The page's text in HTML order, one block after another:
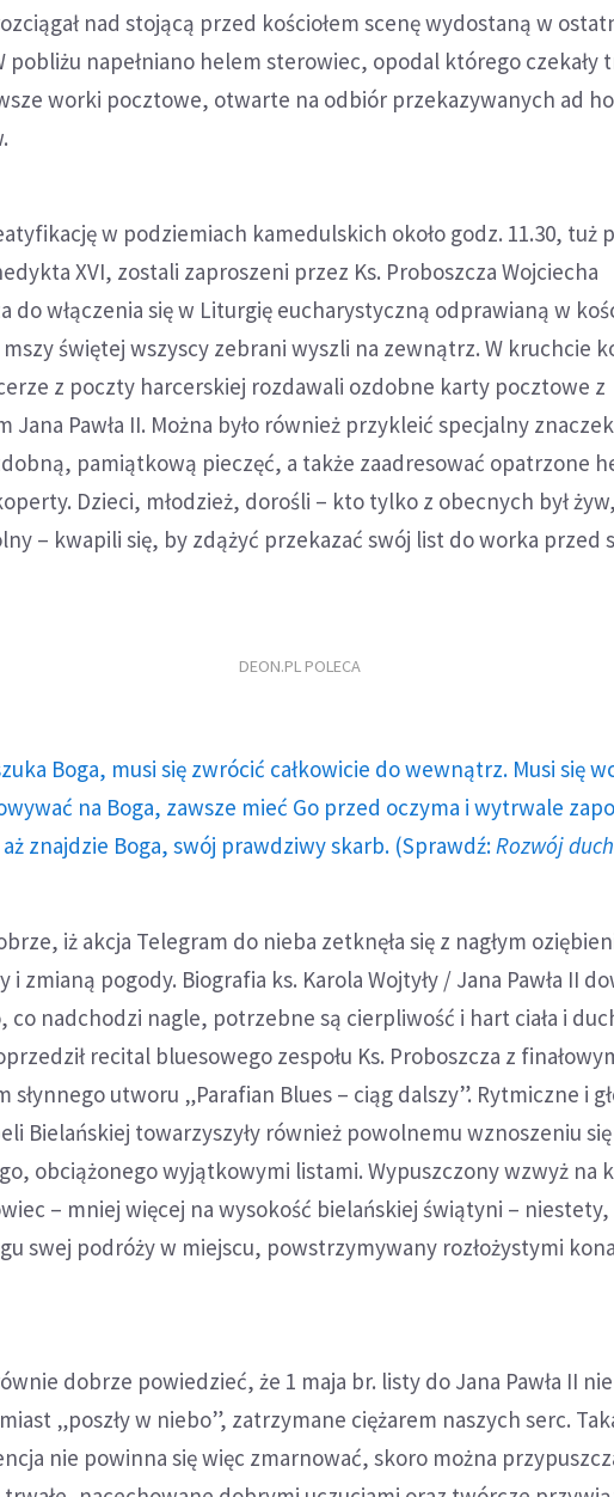
nad stojącą przed kościołem scenę wydostaną w
pobliżu napełniano helem sterowiec, opodal którego czekały
worki pocztowe, otwarte na odbiór przekazywanych ad
w podziemiach kamedulskich około godz. 11.30, tuż
XVI, zostali zaproszeni przez Ks. Proboszcza Wojciecha
do włączenia się w Liturgię eucharystyczną odprawianą w
świętej wszyscy zebrani wyszli na zewnątrz. W kruchcie
z poczty harcerskiej rozdawali ozdobne karty pocztowe z
Jana Pawła II. Można było również przykleić specjalny
pamiątkową pieczęć, a także zaadresować opatrzone
Dzieci, młodzież, dorośli – kto tylko z obecnych był
– kwapili się, by zdążyć przekazać swój list do worka przed
DEON.PL POLECA
Boga, musi się zwrócić całkowicie do wewnątrz. Musi się
na Boga, zawsze mieć Go przed oczyma i wytrwale
znajdzie Boga, swój prawdziwy skarb. (Sprawdź: Rozwój
iż akcja Telegram do nieba zetknęła się z nagłym
zmianą pogody. Biografia ks. Karola Wojtyły / Jana Pawła II
co nadchodzi nagle, potrzebne są cierpliwość i hart ciała i
recital bluesowego zespołu Ks. Proboszcza z
słynnego utworu „Parafian Blues – ciąg dalszy”. Rytmiczne i
Bielańskiej towarzyszyły również powolnemu wznoszeniu
obciążonego wyjątkowymi listami. Wypuszczony wzwyż na
– mniej więcej na wysokość bielańskiej świątyni – niestety,
swej podróży w miejscu, powstrzymywany rozłożystymi
dobrze powiedzieć, że 1 maja br. listy do Jana Pawła II
„poszły w niebo”, zatrzymane ciężarem naszych serc.
nie powinna się więc zmarnować, skoro można